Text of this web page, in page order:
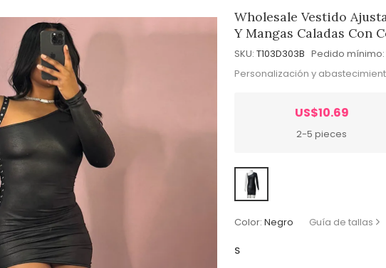
Wholesale Vestido
Y Mangas Caladas Con
SKU: T103D303B Pedido mínimo:
Personalización y
US$10.69
2-5 pieces
Color: Negro Guía de tallas
S